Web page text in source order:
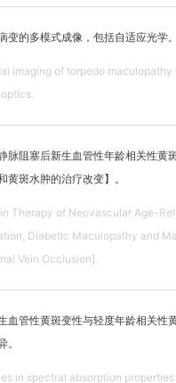
变的多模式成像，包括自适应光学。
imaging of torpedo maculopathy
静脉阻塞后新生血管性年龄相关性黄
黄斑水肿的治疗改变】。
Therapy of Neovascular Age-
Diabetic Maculopathy and
Vein Occlusion].
血管性黄斑变性与轻度年龄相关性
。
in spectral absorption